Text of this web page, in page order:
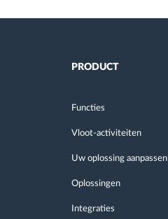
PRODUCT
Functies
Vloot-activiteiten
Uw oplossing aanpassen
Oplossingen
Integraties